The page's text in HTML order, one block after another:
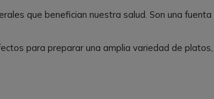
que benefician nuestra salud. Son una
para preparar una amplia variedad de